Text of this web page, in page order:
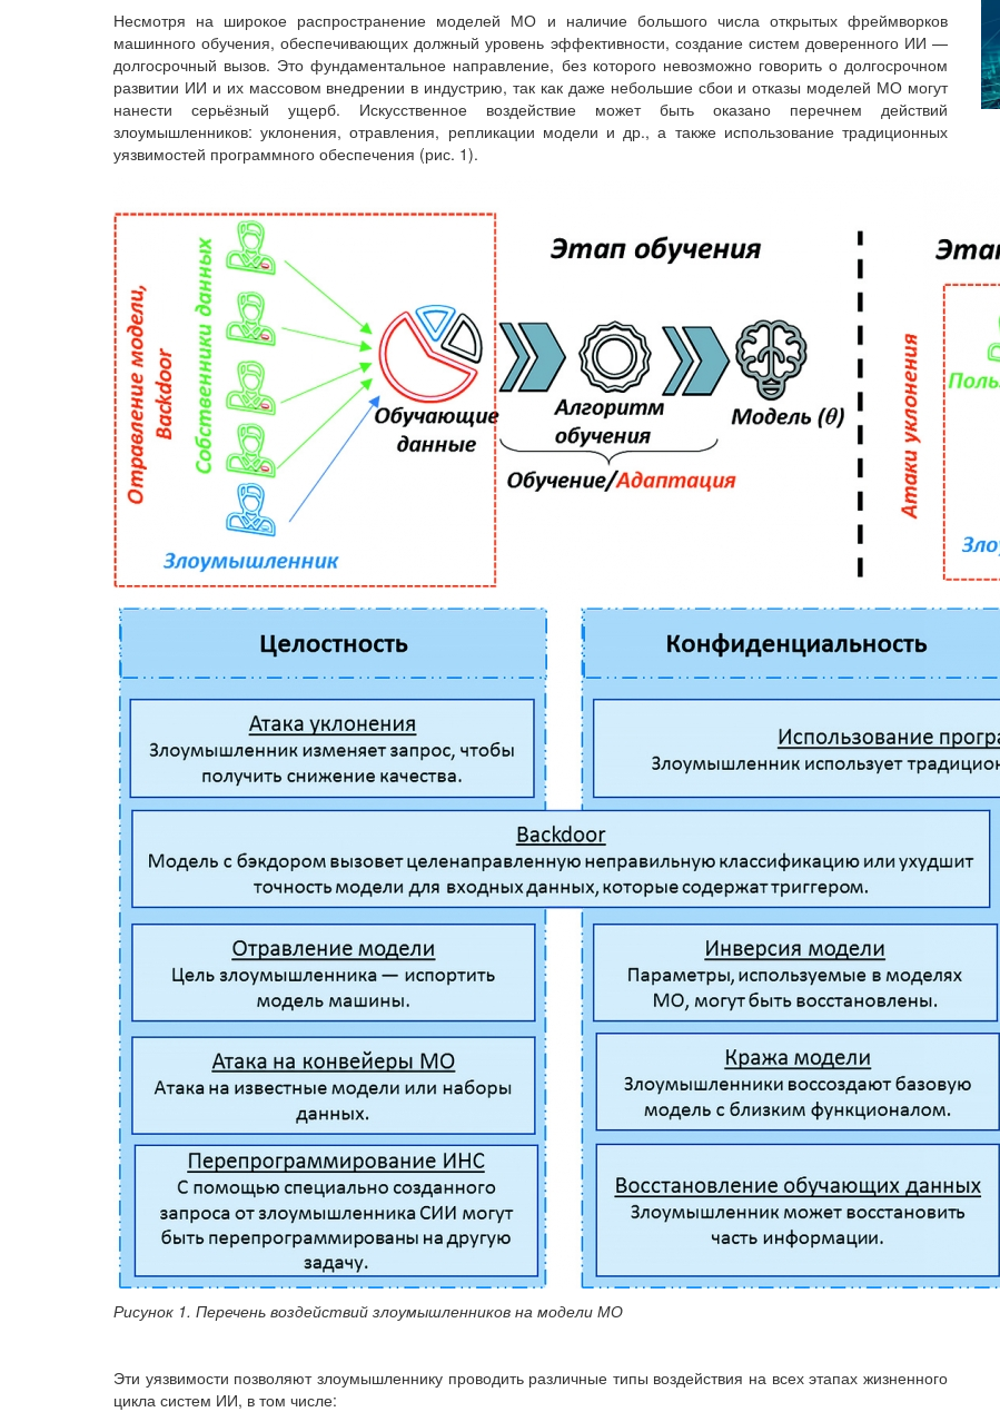
Несмотря на широкое распространение моделей МО и наличие большого числа открытых фреймворков
машинного обучения, обеспечивающих должный уровень эффективности, создание систем доверенного ИИ —
долгосрочный вызов. Это фундаментальное направление, без которого невозможно говорить о долгосрочном
развитии ИИ и их массовом внедрении в индустрию, так как даже небольшие сбои и отказы моделей МО могут
нанести серьёзный ущерб. Искусственное воздействие может быть оказано перечнем действий
злоумышленников: уклонения, отравления, репликации модели и др., а также использование традиционных
уязвимостей программного обеспечения (рис. 1).
Рисунок 1. Перечень воздействий злоумышленников на модели МО
Эти уязвимости позволяют злоумышленнику проводить различные типы воздействия на всех этапах жизненного
цикла систем ИИ, в том числе: